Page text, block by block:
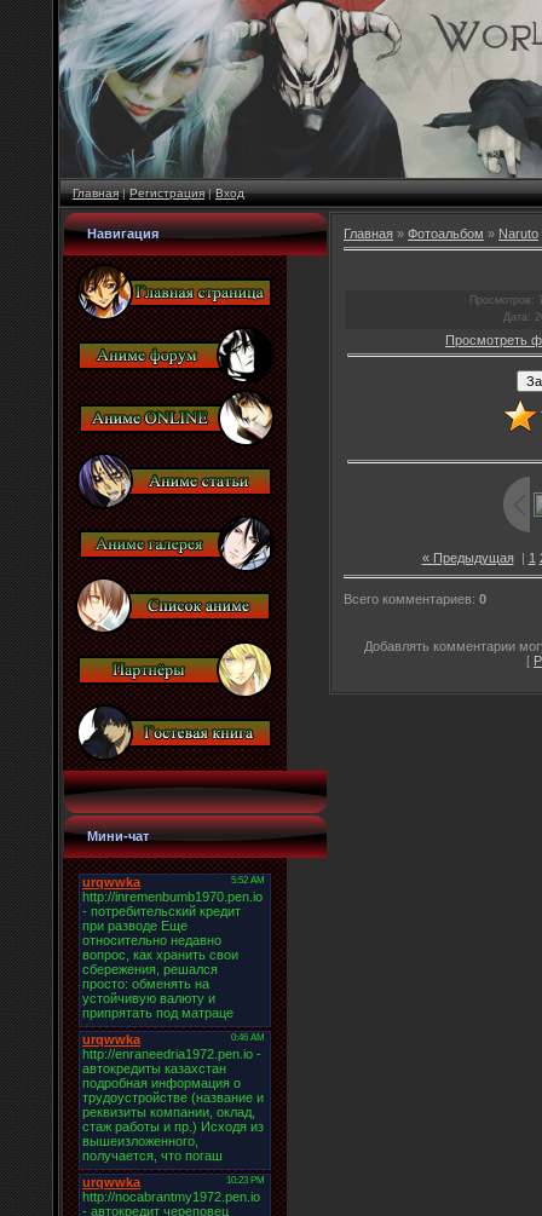
Главная|Регистрация|Вход
Навигация
Мини-чат
Главная » Фотоальбом » Naruto
Просмотров :
Дата :
Просмотреть
« Предыдущая| 1
Всего комментариев: 0
Добавлять комментарии
[